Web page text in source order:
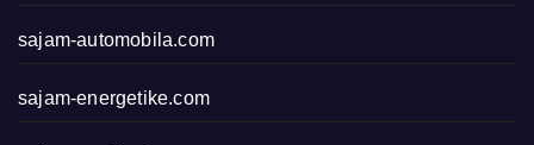
sajam-automobila.com
sajam-energetike.com